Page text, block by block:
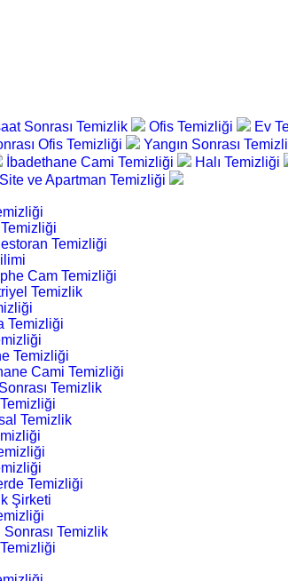
Sonrası Temizlik Ofis Temizliği Ev
Ofis Temizliği Yangın Sonrası
İbadethane Cami Temizliği Halı Temizliği
Site ve Apartman Temizliği
Temizliği
Cam Temizliği
Temizlik
Temizliği
Temizliği
Cami Temizliği
Temizlik
Temizlik
Temizliği
Şirketi
Sonrası Temizlik